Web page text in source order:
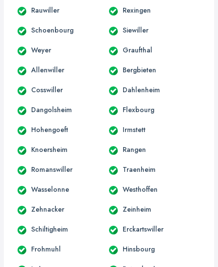
Rauwiller Rexingen
Schoenbourg Siewiller
Weyer Graufthal
Allenwiller Bergbieten
Cosswiller Dahlenheim
Dangolsheim Flexbourg
Hohengoeft Irmstett
Knoersheim Rangen
Romanswiller Traenheim
Wasselonne Westhoffen
Zehnacker Zeinheim
Schiltigheim Erckartswiller
Frohmuhl Hinsbourg